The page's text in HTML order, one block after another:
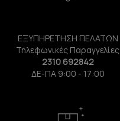
ΕΞΥΠΗΡΕΤΗΣΗ ΠΕΛΑΤΩΝ
Τηλεφωνικές Παραγγελίες
2310 692842
ΔΕ-ΠΑ 9:00 - 17:00